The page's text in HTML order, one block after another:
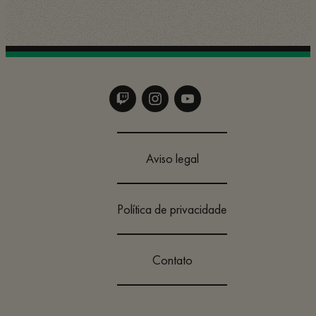
Aviso legal
Política de privacidade
Contato